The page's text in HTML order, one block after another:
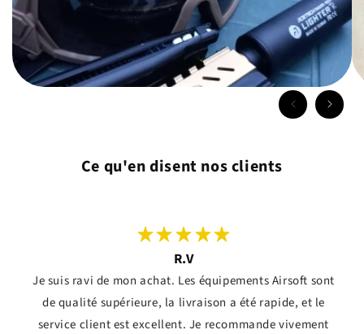
Ce qu'en disent nos clients
R.V
Je suis ravi de mon achat. Les équipements Airsoft sont
de qualité supérieure, la livraison a été rapide, et le
service client est excellent. Je recommande vivement